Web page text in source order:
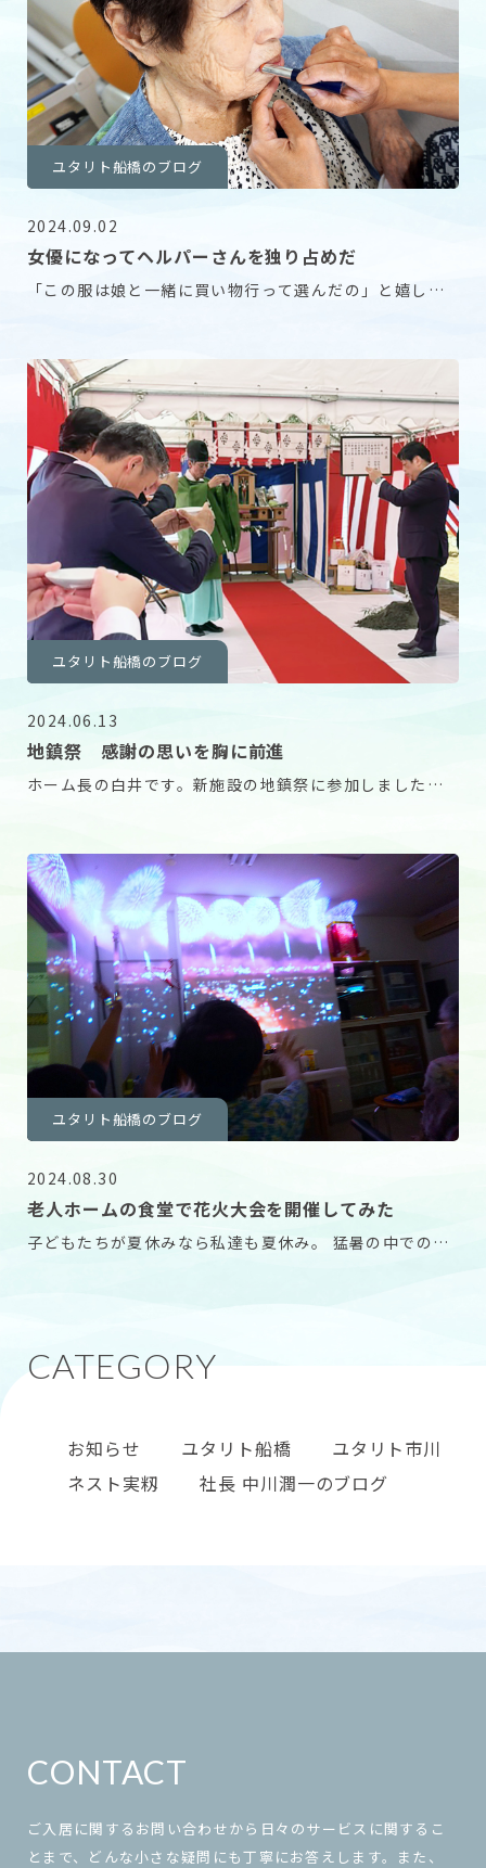
ユタリト船橋のブログ
2024.09.02
女優になってヘルパーさんを独り占めだ
「この服は娘と一緒に買い物行って選んだの」と嬉しそ
ユタリト船橋のブログ
2024.06.13
地鎮祭 感謝の思いを胸に前進
ホーム長の白井です。新施設の地鎮祭に参加しました。
ユタリト船橋のブログ
2024.08.30
老人ホームの食堂で花火大会を開催してみた
子どもたちが夏休みなら私達も夏休み。 猛暑の中での花
お知らせ ユタリト船橋
ユタリト市川
ネスト実籾
社長 中川潤一のブログ
CONTACT
ご入居に関するお問い合わせから日々のサービスに関するこ
とまで、どんな小さな疑問にも丁寧にお答えします。また、